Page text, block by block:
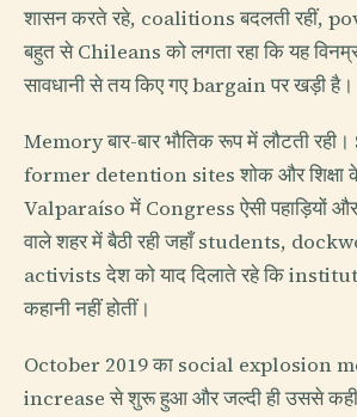
शासन करते रहे, coalitions बदलती रहीं,
बहुत से Chileans को लगता रहा कि यह
सावधानी से तय किए गए bargain पर खड़ी है।
Memory बार-बार भौतिक रूप में लौटती
former detention sites शोक और शिक्षा
Valparaíso में Congress ऐसी पहाड़ियों
वाले शहर में बैठी रही जहाँ students,
activists देश को याद दिलाते रहे कि
कहानी नहीं होतीं।
October 2019 का social explosion
increase से शुरू हुआ और जल्दी ही उससे कहीं